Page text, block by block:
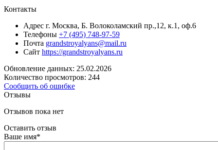
Контакты
Адрес г. Москва, Б. Волоколамский пр.,12, к.1, оф.6
Телефоны +7 (495) 748-97-59
Почта grandstroyalyans@mail.ru
Сайт https://grandstroyalyans.ru
Обновление данных: 25.02.2026
Количество просмотров: 244
Сообщить об ошибке
Отзывы
Отзывов пока нет
Оставить отзыв
Ваше имя*